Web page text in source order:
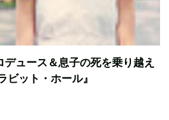
ュース＆息子の死を乗り越え
ビット・ホール』